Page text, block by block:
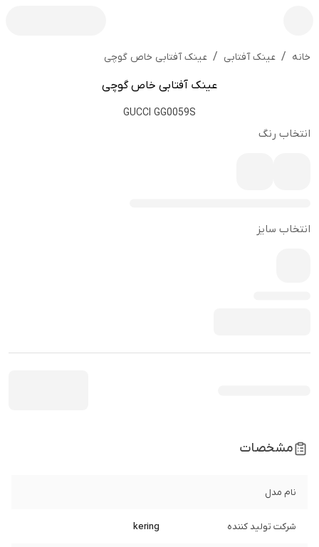
خانه / عینک آفتابی / عینک آفتابی خاص گوچی
عینک آفتابی خاص گوچی
GUCCI GG0059S
انتخاب رنگ
انتخاب سایز
مشخصات
نام مدل
شرکت تولید کننده kering